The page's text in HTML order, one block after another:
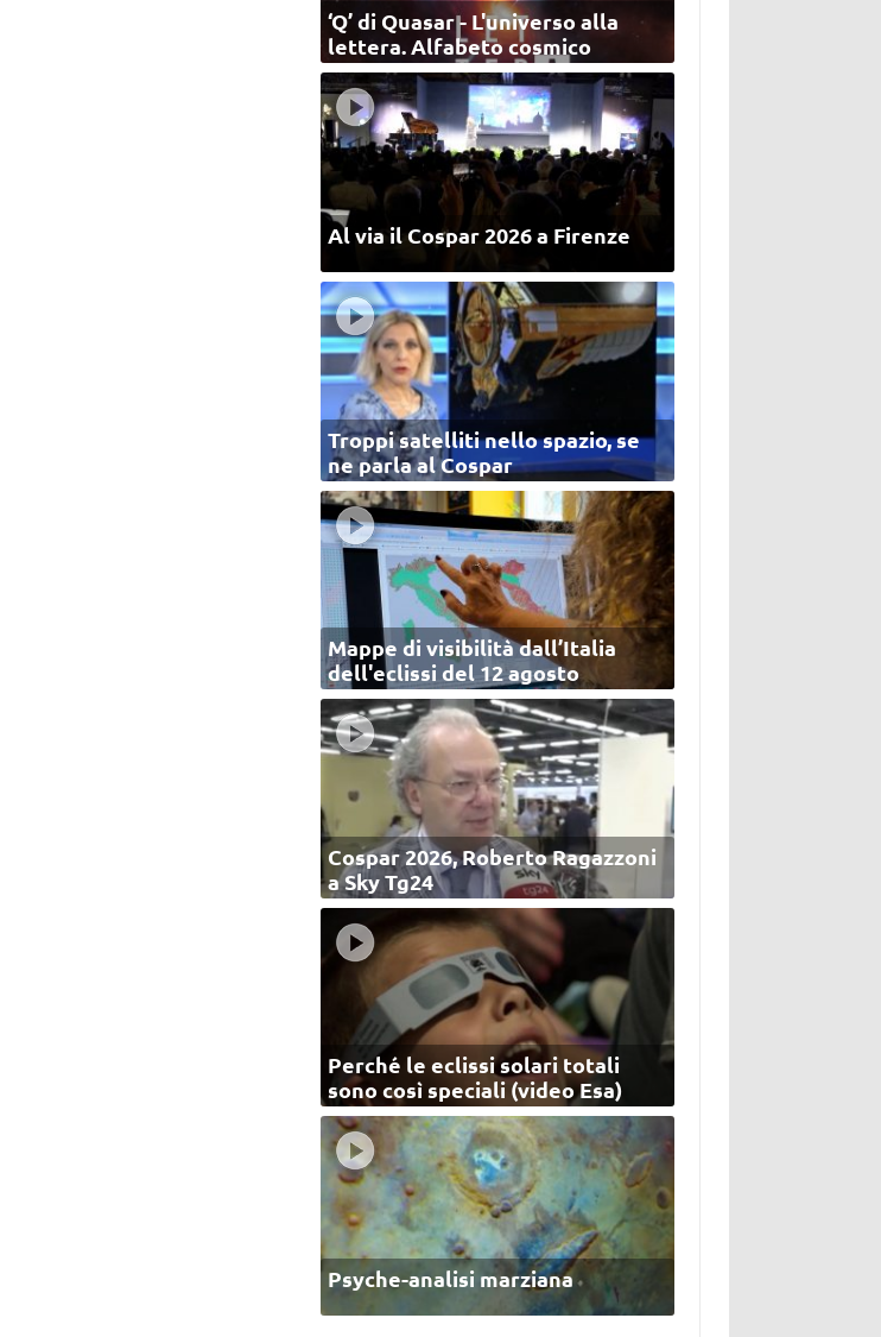
‘Q’ di Quasar - L'universo alla
lettera. Alfabeto cosmico
Al via il Cospar 2026 a Firenze
Troppi satelliti nello spazio, se
ne parla al Cospar
Mappe di visibilità dall’Italia
dell'eclissi del 12 agosto
Cospar 2026, Roberto Ragazzoni
a Sky Tg24
Perché le eclissi solari totali
sono così speciali (video Esa)
Psyche-analisi marziana